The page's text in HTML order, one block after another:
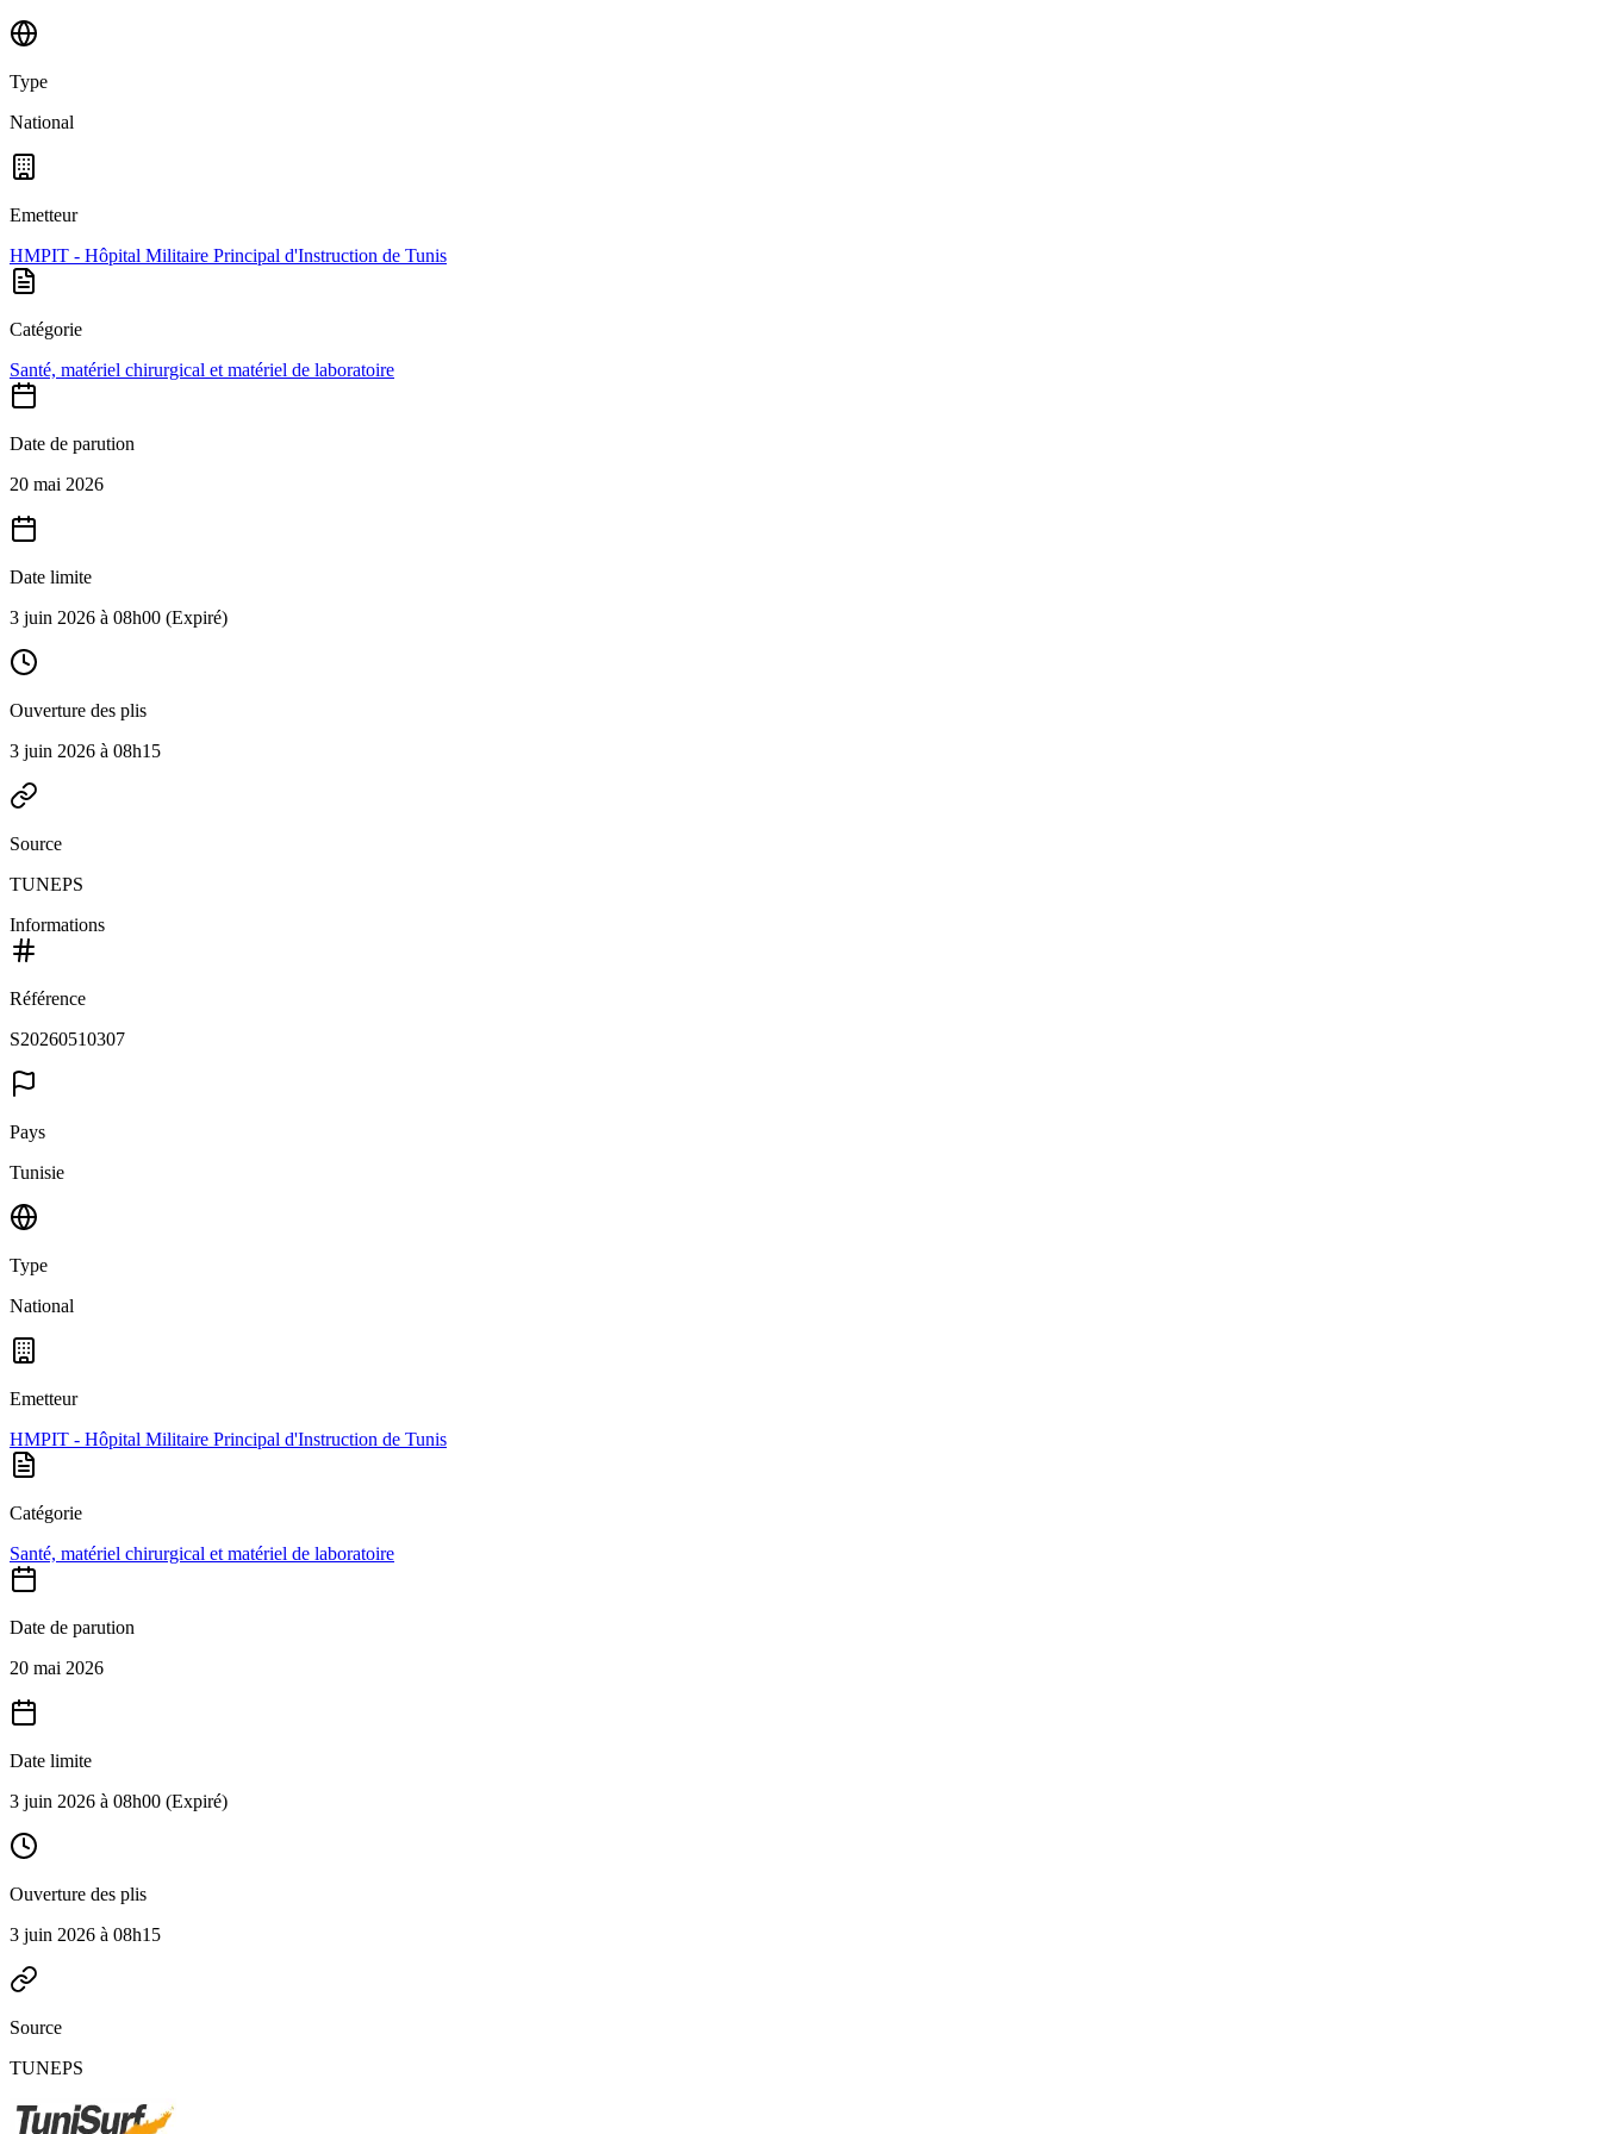
Type
National
Emetteur
HMPIT - Hôpital Militaire Principal d'Instruction de Tunis
Catégorie
Santé, matériel chirurgical et matériel de laboratoire
Date de parution
20 mai 2026
Date limite
3 juin 2026 à 08h00 (Expiré)
Ouverture des plis
3 juin 2026 à 08h15
Source
TUNEPS
Informations
Référence
S20260510307
Pays
Tunisie
Type
National
Emetteur
HMPIT - Hôpital Militaire Principal d'Instruction de Tunis
Catégorie
Santé, matériel chirurgical et matériel de laboratoire
Date de parution
20 mai 2026
Date limite
3 juin 2026 à 08h00 (Expiré)
Ouverture des plis
3 juin 2026 à 08h15
Source
TUNEPS